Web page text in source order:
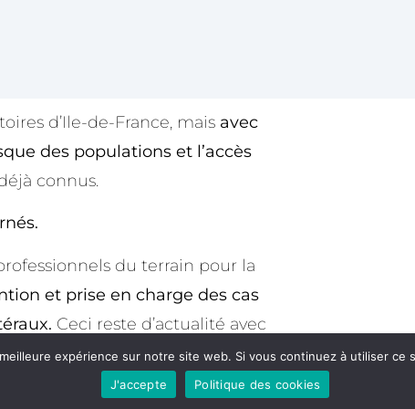
d’Ile-de-France, mais avec
des populations et l’accès
connus.
du terrain pour la
et prise en charge des cas
Ceci reste d’actualité avec
l’analyse de cette crise
expérience sur notre site web. Si vous continuez à utiliser
J'accepte
Politique des cookies